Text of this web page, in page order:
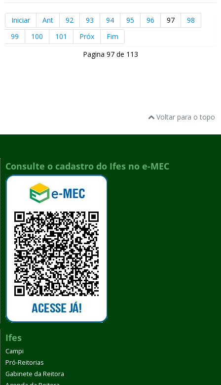
Iniciar Ant 92 93 94 95 96 97
98
99
100 101 Próx
Fim
Pagina 97 de 113
Voltar para o topo
Consulte o cadastro do Ifes no e-MEC
Ifes
Campi
Pró-Reitorias
Gabinete da Reitora